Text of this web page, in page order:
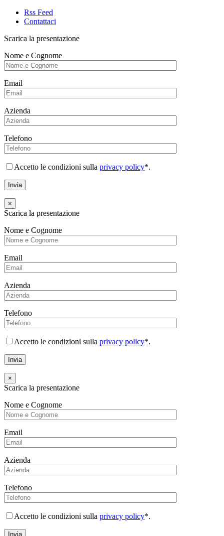
Rss Feed
Contattaci
Scarica la presentazione
Nome e Cognome
Email
Azienda
Telefono
Accetto le condizioni sulla privacy policy*.
×
Scarica la presentazione
Nome e Cognome
Email
Azienda
Telefono
Accetto le condizioni sulla privacy policy*.
×
Scarica la presentazione
Nome e Cognome
Email
Azienda
Telefono
Accetto le condizioni sulla privacy policy*.